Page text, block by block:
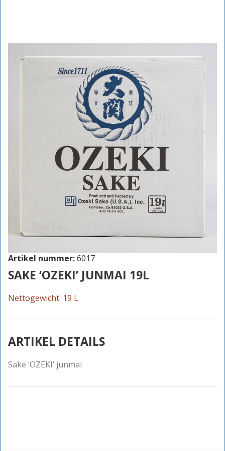
Artikel nummer:6017
SAKE ‘OZEKI’ JUNMAI 19L
Nettogewicht: 19 L
ARTIKEL DETAILS
Sake ‘OZEKI’ junmai